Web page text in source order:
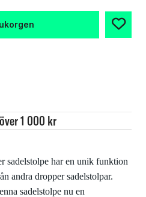
sadelstolpe har en unik funktion
andra dropper sadelstolpar.
sadelstolpe nu en
1 000 kr